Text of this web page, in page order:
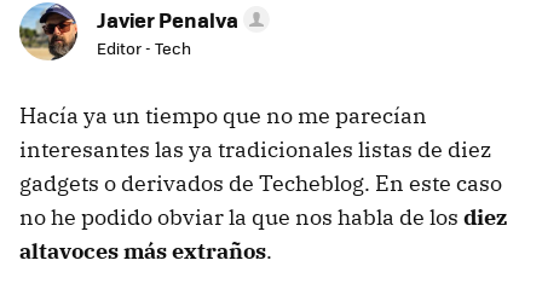
Javier Penalva
Editor - Tech
Hacía ya un tiempo que no me parecían
interesantes las ya tradicionales listas de diez
gadgets o derivados de Techeblog. En este caso
no he podido obviar la que nos habla de los diez
altavoces más extraños.